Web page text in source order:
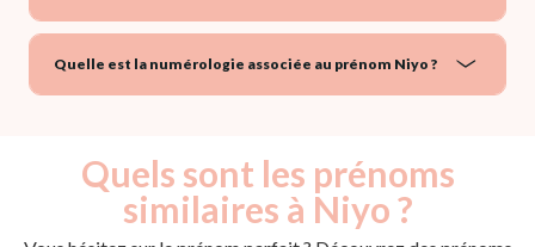
Quelle est la numérologie associée au prénom Niyo ?
Quels sont les prénoms
similaires à Niyo ?